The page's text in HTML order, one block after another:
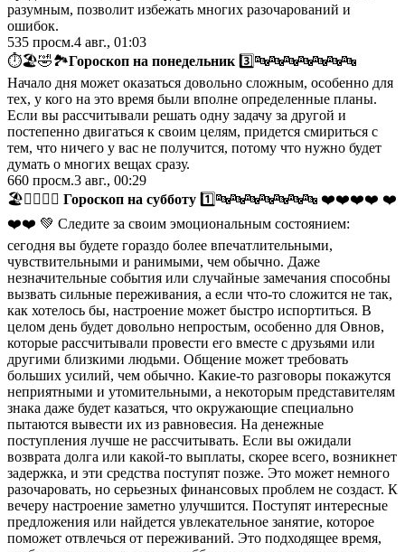
разумным, позволит избежать многих разочарований и
ошибок.
535 просм.4 авг., 01:03
⏱🏖🤣🏞Гороскоп на понедельник 3️⃣🔤🔤🔤🔤🔤🔤🔤
Начало дня может оказаться довольно сложным, особенно для
тех, у кого на это время были вполне определенные планы.
Если вы рассчитывали решать одну задачу за другой и
постепенно двигаться к своим целям, придется смириться с
тем, что ничего у вас не получится, потому что нужно будет
думать о многих вещах сразу.
660 просм.3 авг., 00:29
🏖🏊‍♀️🥤🍉 Гороскоп на субботу 1️⃣🔤🔤🔤🔤🔤🔤🔤 ❤️❤️❤️❤️ ❤️
❤️❤️ 💚 Следите за своим эмоциональным состоянием:
сегодня вы будете гораздо более впечатлительными,
чувствительными и ранимыми, чем обычно. Даже
незначительные события или случайные замечания способны
вызвать сильные переживания, а если что-то сложится не так,
как хотелось бы, настроение может быстро испортиться. В
целом день будет довольно непростым, особенно для Овнов,
которые рассчитывали провести его вместе с друзьями или
другими близкими людьми. Общение может требовать
больших усилий, чем обычно. Какие-то разговоры покажутся
неприятными и утомительными, а некоторым представителям
знака даже будет казаться, что окружающие специально
пытаются вывести их из равновесия. На денежные
поступления лучше не рассчитывать. Если вы ожидали
возврата долга или какой-то выплаты, скорее всего, возникнет
задержка, и эти средства поступят позже. Это может немного
разочаровать, но серьезных финансовых проблем не создаст. К
вечеру настроение заметно улучшится. Поступят интересные
предложения или найдется увлекательное занятие, которое
поможет отвлечься от переживаний. Это подходящее время,